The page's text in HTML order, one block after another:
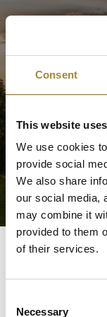
Consent
This website
We use cookies
provide social
We also share
our social media,
may combine it
provided to them
of their services.
Selection
Necessary